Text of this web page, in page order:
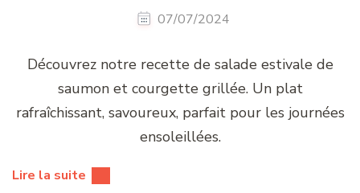
07/07/2024
Découvrez notre recette de salade estivale de
saumon et courgette grillée. Un plat
rafraîchissant, savoureux, parfait pour les journées
ensoleillées.
Lire la suite